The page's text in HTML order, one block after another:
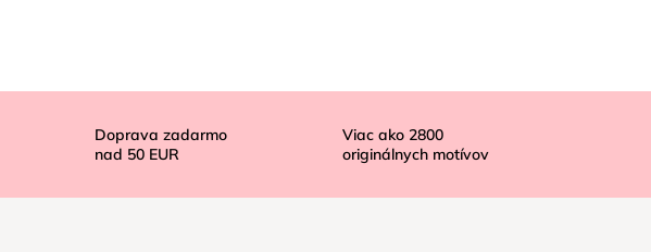
Doprava zadarmo
nad 50 EUR
Viac ako 2800
originálnych motívov